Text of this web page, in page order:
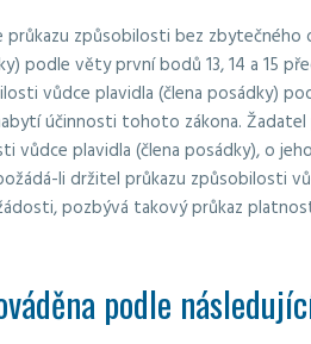
způsobilosti bez zbytečného
podle věty první bodů 13, 14 a 15
vůdce plavidla (člena posádky)
účinnosti tohoto zákona.
plavidla (člena posádky), o
li držitel průkazu způsobilosti
pozbývá takový průkaz
podle